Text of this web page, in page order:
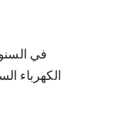
في
الكهرباء